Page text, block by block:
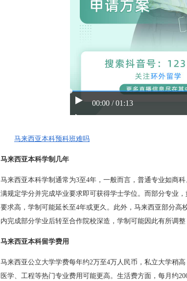
00:00 / 01:13
马来西亚本科预科班难吗
马来西亚本科学制几年
马来西亚本科学制通常为3至4年，一般而言，普通专业如商
满规定学分并完成毕业要求即可获得学士学位。而部分专业
要求高，学制可能延长至4年或更久。此外，马来西亚部分高
内完成部分学业后转至合作院校深造，学制可能因此有所调整
马来西亚本科留学费用
马来西亚公立大学学费每年约2万至4万人民币，私立大学稍
医学、工程等热门专业费用可能更高。生活费方面，每月约